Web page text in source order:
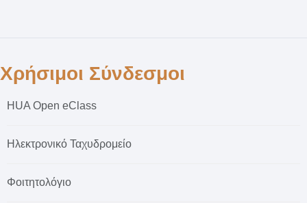
Χρήσιμοι Σύνδεσμοι
HUA Open eClass
Ηλεκτρονικό Ταχυδρομείο
Φοιτητολόγιο